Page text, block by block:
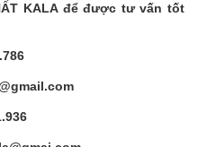
KALA để được tư vấn tốt